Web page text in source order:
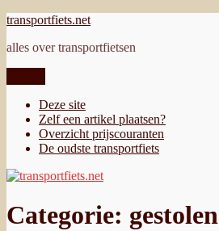
Ga
de
transportfiets.net
alles over transportfietsen
Deze site
Zelf een artikel plaatsen?
Overzicht prijscouranten
De oudste transportfiets
Categorie: gestolen